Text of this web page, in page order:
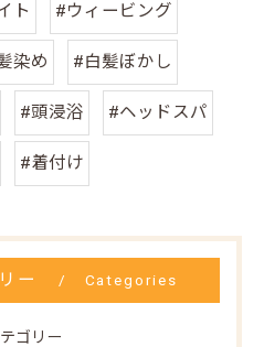
ト #ウィービング
染め #白髪ぼかし
#頭浸浴 #ヘッドスパ
#着付け
ー Categories
ゴリー